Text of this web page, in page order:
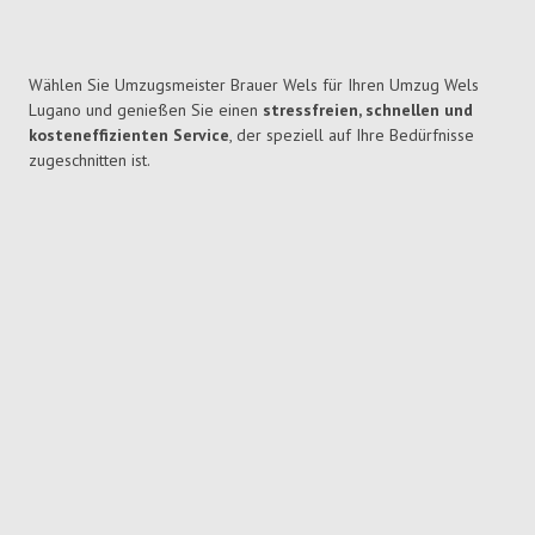
Wählen Sie Umzugsmeister Brauer Wels für Ihren Umzug Wels
Lugano und genießen Sie einen stressfreien, schnellen und
kosteneffizienten Service, der speziell auf Ihre Bedürfnisse
zugeschnitten ist.